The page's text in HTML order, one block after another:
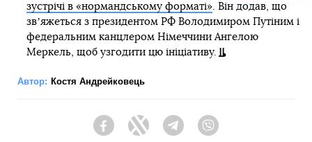
зустрічі в «нормандському форматі». Він додав, що
звʼяжеться з президентом РФ Володимиром Путіним і
федеральним канцлером Німеччини Ангелою
Меркель, щоб узгодити цю ініціативу.
Автор: Костя Андрейковець
FacebookTwitter Telegram